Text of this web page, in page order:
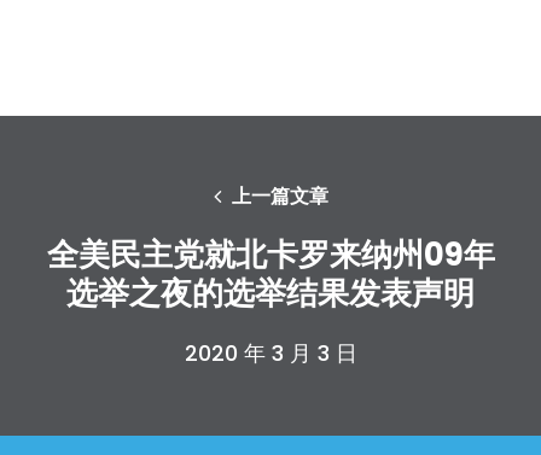
上一篇文章
全美民主党就北卡罗来纳州09年
选举之夜的选举结果发表声明
2020 年 3 月 3 日